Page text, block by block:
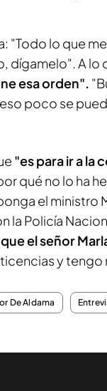
"Todo lo que
dígamelo". A
esa orden".
poco se
"es para ir a la
qué no lo ha
el ministro
la Policía
el señor
y tengo
De Aldama